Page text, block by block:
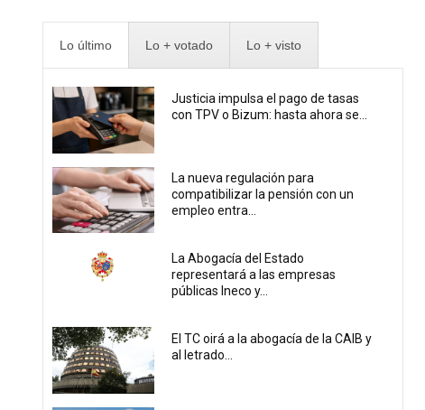
Lo último Lo + votado Lo + visto
Justicia impulsa el pago de tasas
con TPV o Bizum: hasta ahora se...
La nueva regulación para
compatibilizar la pensión con un
empleo entra...
La Abogacía del Estado
representará a las empresas
públicas Ineco y...
El TC oirá a la abogacía de la CAIB y
al letrado...